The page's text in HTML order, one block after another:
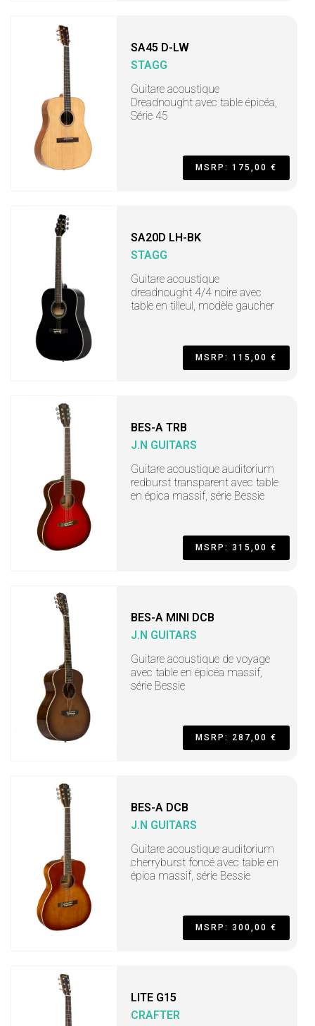
SA45 D-LW
STAGG
Guitare acoustique
Dreadnought avec table épicéa,
Série 45
MSRP: 175,00 €
SA20D LH-BK
STAGG
Guitare acoustique
dreadnought 4/4 noire avec
table en tilleul, modèle gaucher
MSRP: 115,00 €
BES-A TRB
J.N GUITARS
Guitare acoustique auditorium
redburst transparent avec table
en épica massif, série Bessie
MSRP: 315,00 €
BES-A MINI DCB
J.N GUITARS
Guitare acoustique de voyage
avec table en épicéa massif,
série Bessie
MSRP: 287,00 €
BES-A DCB
J.N GUITARS
Guitare acoustique auditorium
cherryburst foncé avec table en
épica massif, série Bessie
MSRP: 300,00 €
LITE G15
CRAFTER